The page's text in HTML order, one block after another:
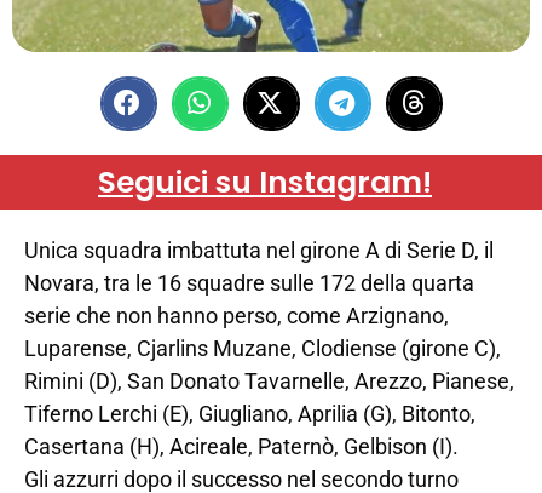
Seguici su Instagram!
Unica squadra imbattuta nel girone A di Serie D, il
Novara, tra le 16 squadre sulle 172 della quarta
serie che non hanno perso, come Arzignano,
Luparense, Cjarlins Muzane, Clodiense (girone C),
Rimini (D), San Donato Tavarnelle, Arezzo, Pianese,
Tiferno Lerchi (E), Giugliano, Aprilia (G), Bitonto,
Casertana (H), Acireale, Paternò, Gelbison (I).
Gli azzurri dopo il successo nel secondo turno